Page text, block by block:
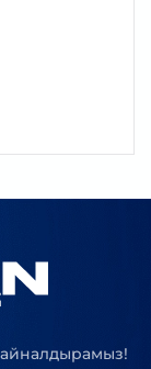
айналдырамыз!